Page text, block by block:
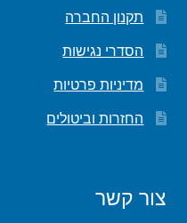
תקנון החברה
הסדרי נגישות
מדיניות פרטיות
החזרות וביטולים
צור קשר